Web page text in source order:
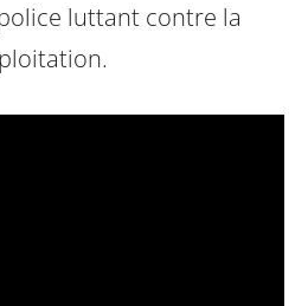
luttant contre la